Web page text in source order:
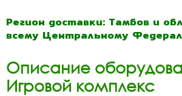
Регион доставки: Тамбов и
всему Центральному
Описание
Игровой комплекс